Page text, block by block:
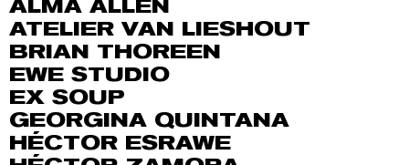
ALMA ALLEN
ATELIER VAN LIESHOUT
BRIAN THOREEN
EWE STUDIO
EX SOUP
GEORGINA QUINTANA
HÉCTOR ESRAWE